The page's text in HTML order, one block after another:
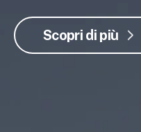
Scopri di più